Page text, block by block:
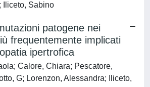
Iliceto, Sabino
patogene nei
frequentemente implicati
ipertrofica
Calore, Chiara; Pescatore,
G; Lorenzon, Alessandra; Iliceto,